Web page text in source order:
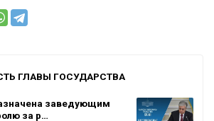
ГЛАВЫ ГОСУДАРСТВА
заведующим
за р…